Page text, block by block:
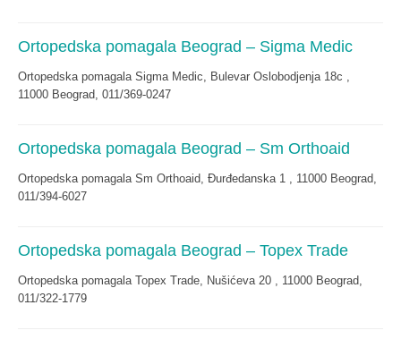
Ortopedska pomagala Beograd – Sigma Medic
Ortopedska pomagala Sigma Medic, Bulevar Oslobodjenja 18c ,
11000 Beograd, 011/369-0247
Ortopedska pomagala Beograd – Sm Orthoaid
Ortopedska pomagala Sm Orthoaid, Đurđedanska 1 , 11000 Beograd,
011/394-6027
Ortopedska pomagala Beograd – Topex Trade
Ortopedska pomagala Topex Trade, Nušićeva 20 , 11000 Beograd,
011/322-1779